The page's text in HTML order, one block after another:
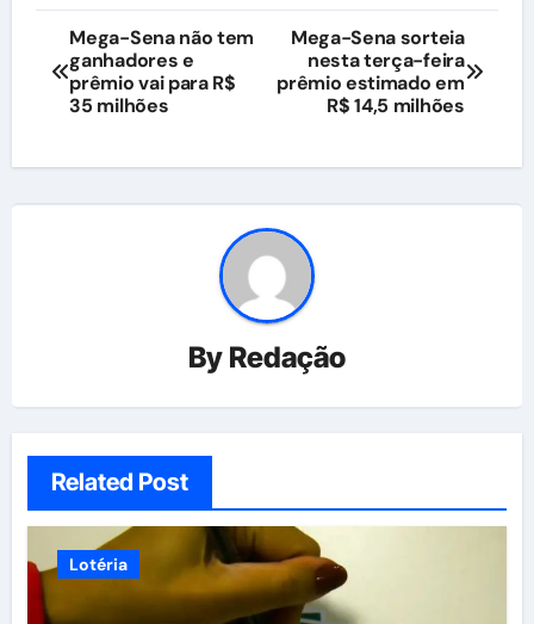
Navegação
de
Mega-Sena não tem
ganhadores e
prêmio vai para R$
35 milhões
Mega-Sena sorteia
nesta terça-feira
prêmio estimado em
R$ 14,5 milhões
By Redação
Related Post
Lotéria